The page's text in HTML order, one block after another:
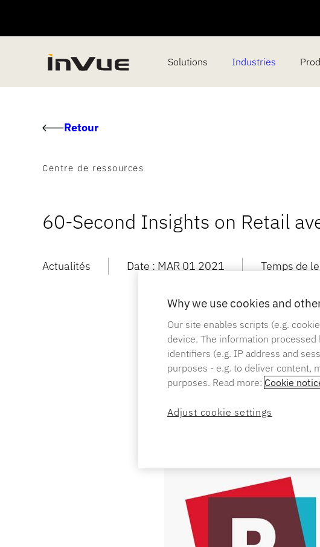
Solutions Industries
Retour
Centre de ressources
60-Second Insights on Retail
Actualités Date : MAR 01 2021 Temps de
Why we use cookies and
Our site enables scripts (e.g.
device. The information
identifiers (e.g. IP address and
purposes - e.g. to deliver content,
purposes. Read more: Cookie
Adjust cookie settings